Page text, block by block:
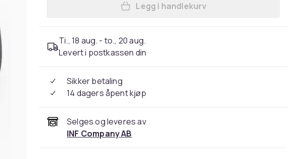
Legg Øreputer til Skullcandy
Legg i handlekurv
Ti., 18 aug. - to., 20 aug.
Levert i postkassen din
Sikker betaling
14 dagers åpent kjøp
Selges og leveres av
INF Company AB